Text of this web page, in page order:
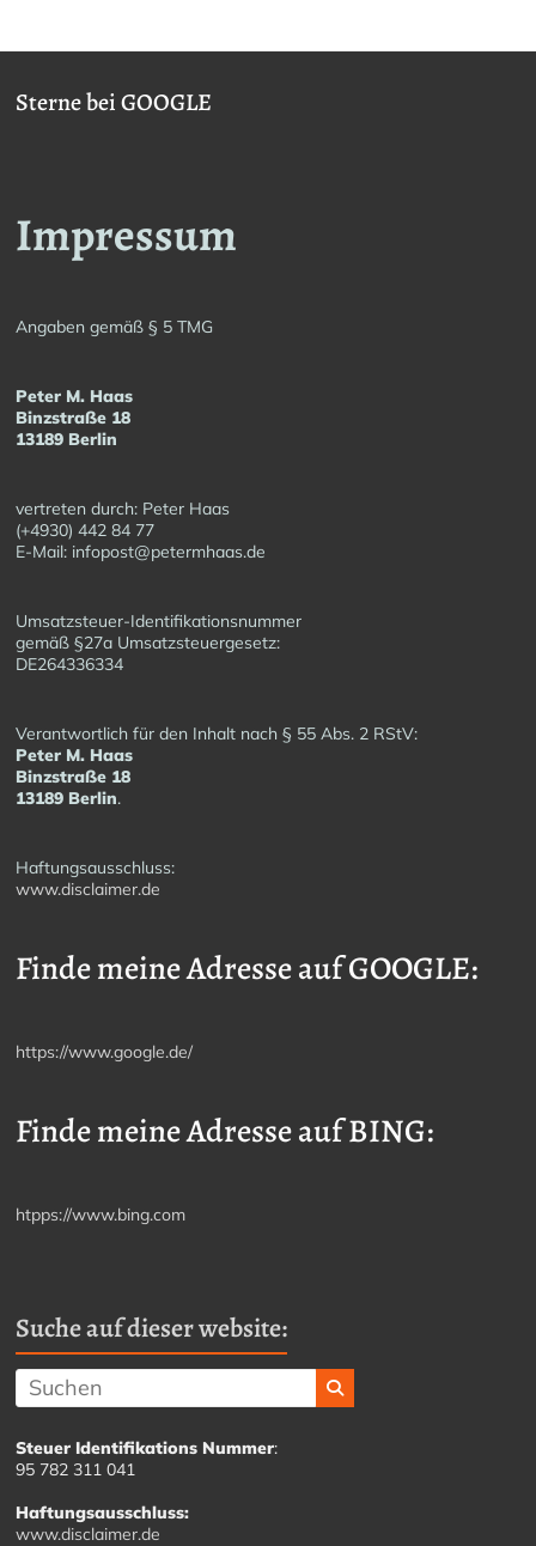
Sterne bei GOOGLE
Impressum
Angaben gemäß § 5 TMG
Peter M. Haas
Binzstraße 18
13189 Berlin
vertreten durch: Peter Haas
(+4930) 442 84 77
E-Mail: infopost@petermhaas.de
Umsatzsteuer-Identifikationsnummer
gemäß §27a Umsatzsteuergesetz:
DE264336334
Verantwortlich für den Inhalt nach § 55 Abs. 2 RStV:
Peter M. Haas
Binzstraße 18
13189 Berlin.
Haftungsausschluss:
www.disclaimer.de
Finde meine Adresse auf GOOGLE:
https://www.google.de/
Finde meine Adresse auf BING:
htpps://www.bing.com
Suche auf dieser website:
Steuer Identifikations Nummer:
95 782 311 041
Haftungsausschluss:
www.disclaimer.de